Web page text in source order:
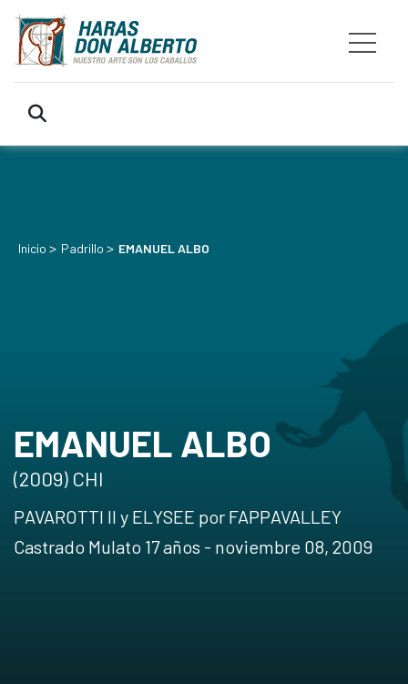
Inicio > Padrillo > EMANUEL ALBO
EMANUEL ALBO
(2009) CHI
PAVAROTTI II y ELYSEE por FAPPAVALLEY
Castrado Mulato 17 años - noviembre 08, 2009